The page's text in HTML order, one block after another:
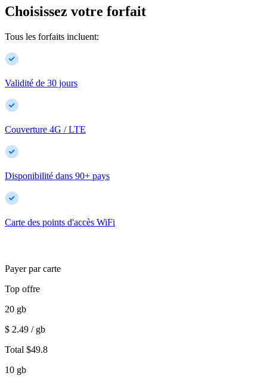
Choisissez votre forfait
Tous les forfaits incluent:
Validité de 30 jours
Couverture 4G / LTE
Disponibilité dans 90+ pays
Carte des points d'accès WiFi
Payer par carte
Top offre
20 gb
$ 2.49 / gb
Total $49.8
10 gb